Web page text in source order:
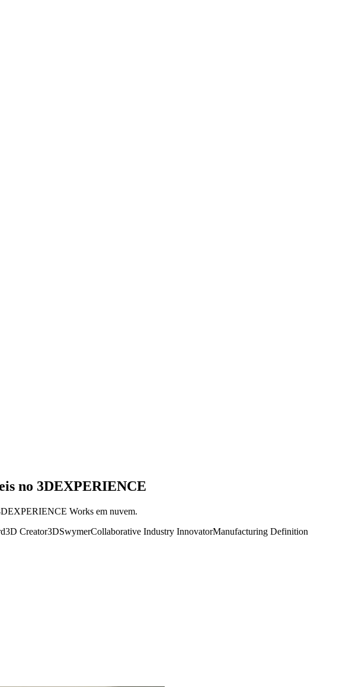
no 3DEXPERIENCE
Works em nuvem.
3D Creator3DSwymerCollaborative Industry InnovatorManufacturing Definition